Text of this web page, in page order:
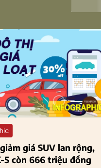
giá SUV lan rộng,
5 còn 666 triệu đồng